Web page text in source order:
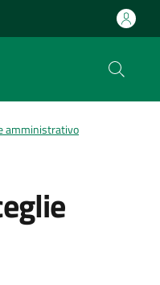
amministrativo